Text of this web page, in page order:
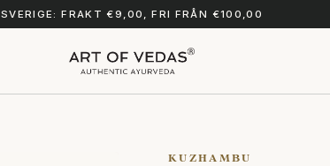
SVERIGE: FRAKT €9,00, FRI FRÅN €100,00
KUZHAMBU